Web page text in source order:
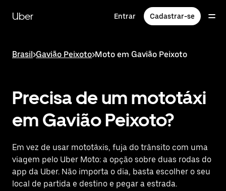
paraUber Entrar Cadastrar-se
Brasil>Gavião Peixoto>Moto em Gavião Peixoto
Precisa de um mototáxi
em Gavião Peixoto?
Em vez de usar mototáxis, fuja do trânsito com uma
viagem pelo Uber Moto: a opção sobre duas rodas do
app da Uber. Não importa o dia, basta escolher o seu
local de partida e destino e pegar a estrada.